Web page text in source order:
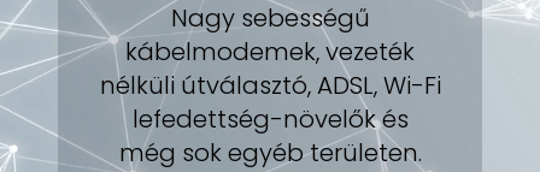
Nagy sebességű
kábelmodemek, vezeték
nélküli útválasztó, ADSL, Wi-Fi
lefedettség-növelők és
még sok egyéb területen.